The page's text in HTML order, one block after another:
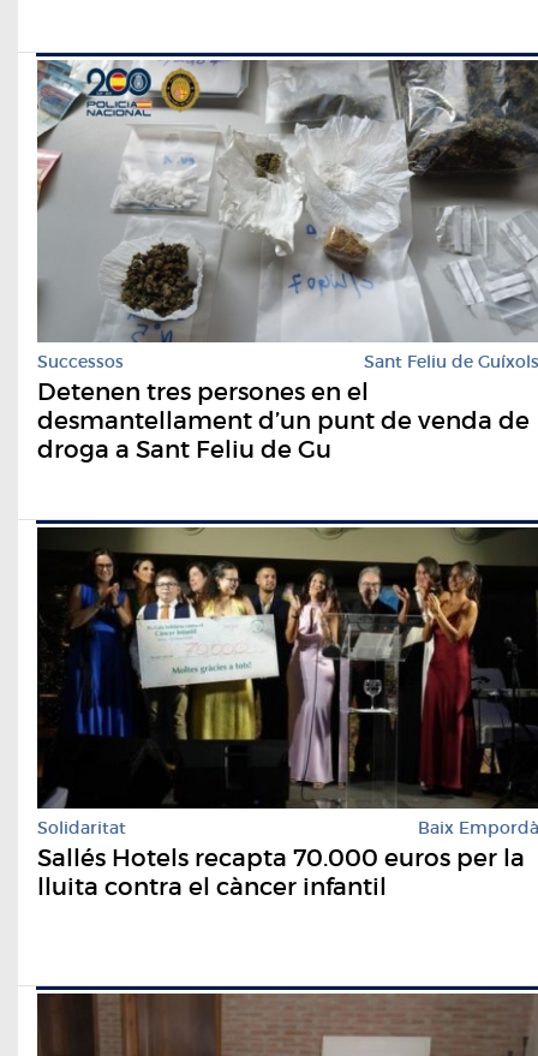
Successos Sant Feliu de Guíxols
Detenen tres persones en el
desmantellament d’un punt de venda de
droga a Sant Feliu de Gu
Solidaritat Baix Empordà
Sallés Hotels recapta 70.000 euros per la
lluita contra el càncer infantil